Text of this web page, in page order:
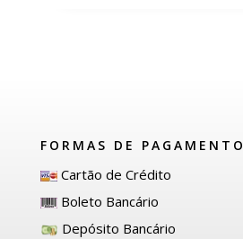
FORMAS DE PAGAMENTO
Cartão de Crédito
Boleto Bancário
Depósito Bancário